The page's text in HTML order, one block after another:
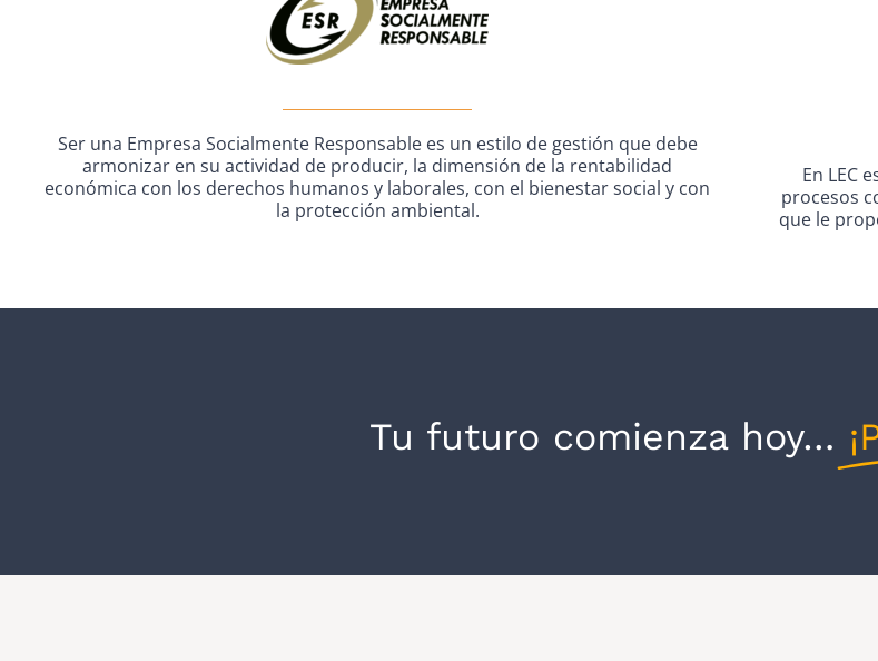
Ser una Empresa Socialmente Responsable es un estilo de gestión que debe
armonizar en su actividad de producir, la dimensión de la rentabilidad
económica con los derechos humanos y laborales, con el bienestar social y con
la protección ambiental.
En LEC
procesos
que le
Tu futuro comienza hoy…